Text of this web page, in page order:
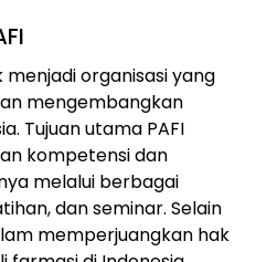
menjadi organisasi yang
mengembangkan
Tujuan utama PAFI
kompetensi dan
melalui berbagai
dan seminar. Selain
memperjuangkan hak